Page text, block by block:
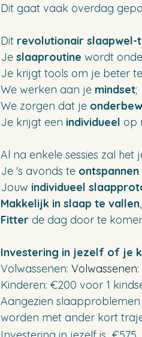
Dit gaat vaak overdag
Dit revolutionair
Je slaaproutine wordt
Je krijgt tools om je beter
We werken aan je mindset;
We zorgen dat je
Je krijgt een individueel op
Al na enkele sessies zal het
Je 's avonds te ontspannen
Jouw individueel
Makkelijk in slaap te vallen
Fitter de dag door te
Investering in jezelf of je
Volwassenen:
Kinderen: €200 voor 1
Aangezien
worden met ander kort